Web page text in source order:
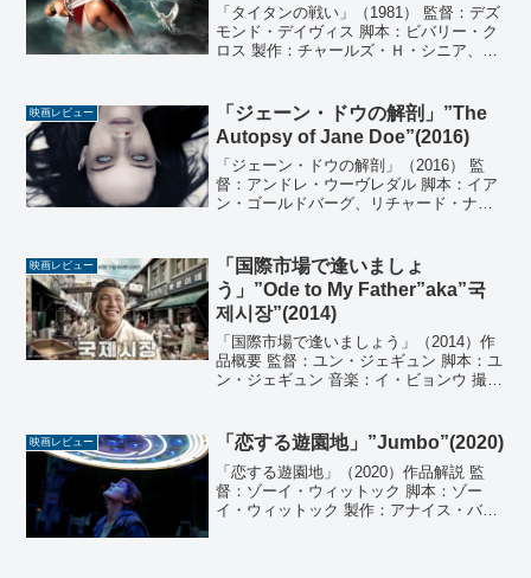
「タイタンの戦い」（1981） 監督：デズ
モンド・デイヴィス 脚本：ビバリー・ク
ロス 製作：チャールズ・Ｈ・シニア、レ
集：ティモシー・ギー 出演：ハリー・ハ
ムリン...
映画レビュー
「ジェーン・ドウの解剖」”The
Autopsy of Jane Doe”(2016)
「ジェーン・ドウの解剖」（2016） 監
督：アンドレ・ウーヴレダル 脚本：イア
ン・ゴールドバーグ、リチャード・ナイ
トキン 製作総指揮：スチュアート・フォ
ード、マット...
映画レビュー
「国際市場で逢いましょ
う」”Ode to My Father”aka”국
제시장”(2014)
「国際市場で逢いましょう」（2014）作
品概要 監督：ユン・ジェギュン 脚本：ユ
ン・ジェギュン 音楽：イ・ビョンウ 撮
ジョンミン、キム・ユンジン、オ・ダル
ス、キム...
映画レビュー 「恋する遊園地」”Jumbo”(2020)
「恋する遊園地」（2020）作品解説 監
督：ゾーイ・ウィットック 脚本：ゾー
イ・ウィットック 製作：アナイス・バー